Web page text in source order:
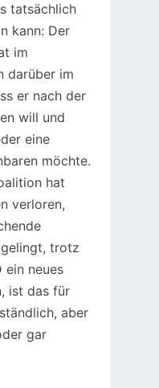
tatsächlich
kann: Der
im
darüber im
er nach der
will und
eine
möchte.
hat
verloren,
gelingt, trotz
ein neues
ist das für
aber
gar